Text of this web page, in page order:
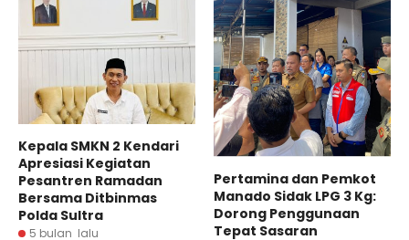
Kepala SMKN 2 Kendari
Apresiasi Kegiatan
Pesantren Ramadan
Bersama Ditbinmas
Polda Sultra
5 bulan lalu
Pertamina dan Pemkot
Manado Sidak LPG 3 Kg:
Dorong Penggunaan
Tepat Sasaran